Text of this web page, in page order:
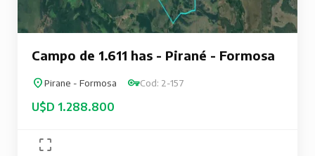
Campo de 1.611 has - Pirané - Formosa
Pirane - Formosa Cod: 2-157
U$D 1.288.800